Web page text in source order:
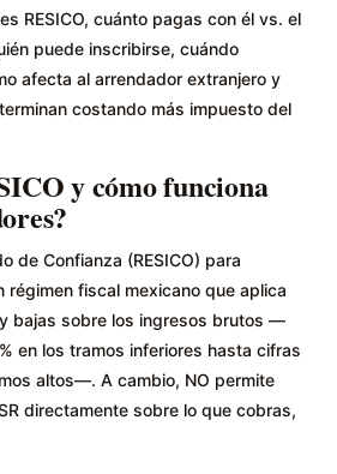
RESICO, cuánto pagas con él vs. el
puede inscribirse, cuándo
afecta al arrendador extranjero y
costando más impuesto del
y cómo funciona
de Confianza (RESICO) para
régimen fiscal mexicano que aplica
bajas sobre los ingresos brutos —
en los tramos inferiores hasta cifras
altos—. A cambio, NO permite
directamente sobre lo que cobras,